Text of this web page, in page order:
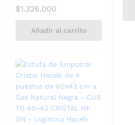
$1.326.000
Añadir al carrito